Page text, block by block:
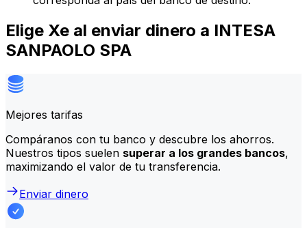
Elige Xe al enviar dinero a INTESA
SANPAOLO SPA
Mejores tarifas
Compáranos con tu banco y descubre los ahorros.
Nuestros tipos suelen superar a los grandes bancos,
maximizando el valor de tu transferencia.
Enviar dinero